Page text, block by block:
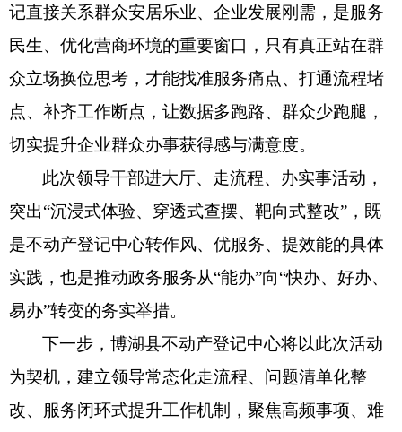
记直接关系群众安居乐业、企业发展刚需，是服务
民生、优化营商环境的重要窗口，只有真正站在群
众立场换位思考，才能找准服务痛点、打通流程堵
点、补齐工作断点，让数据多跑路、群众少跑腿，
切实提升企业群众办事获得感与满意度。
此次领导干部进大厅、走流程、办实事活动，
突出“沉浸式体验、穿透式查摆、靶向式整改”，既
是不动产登记中心转作风、优服务、提效能的具体
实践，也是推动政务服务从“能办”向“快办、好办、
易办”转变的务实举措。
下一步，博湖县不动产登记中心将以此次活动
为契机，建立领导常态化走流程、问题清单化整
改、服务闭环式提升工作机制，聚焦高频事项、难